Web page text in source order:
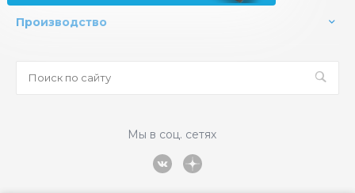
Производство
Мы в соц. сетях